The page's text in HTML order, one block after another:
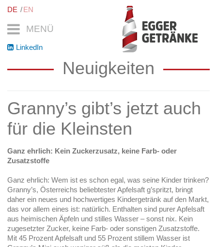
MENÜ
DE EN
LinkedIn
Neuigkeiten
Granny’s gibt’s jetzt auch
für die Kleinsten
Ganz ehrlich: Kein Zuckerzusatz, keine Farb- oder
Zusatzstoffe
Ganz ehrlich: Wem ist es schon egal, was seine Kinder trinken?
Granny’s, Österreichs beliebtester Apfelsaft g’spritzt, bringt
daher ein neues und hochwertiges Kindergetränk auf den Markt,
das vor allem eines ist: natürlich. Enthalten sind purer Apfelsaft
aus heimischen Äpfeln und stilles Wasser – sonst nix. Kein
zugesetzter Zucker, keine Farb- oder sonstigen Zusatzstoffe.
Mit 45 Prozent Apfelsaft und 55 Prozent stillem Wasser ist